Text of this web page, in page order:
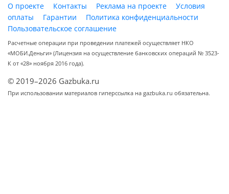
О проекте Контакты Реклама на проекте
Условия
оплаты
Гарантии
Политика конфиденциальности
Пользовательское соглашение
Расчетные операции при проведении платежей осуществляет НКО
«МОБИ.Деньги» (Лицензия на осуществление банковских операций № 3523-
К от «28» ноября 2016 года).
© 2019–2026 Gazbuka.ru
При использовании материалов гиперссылка на gazbuka.ru обязательна.